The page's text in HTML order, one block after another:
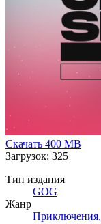
Скачать 400 MB
Загрузок: 325
Тип издания
GOG
Жанр
Приключения,